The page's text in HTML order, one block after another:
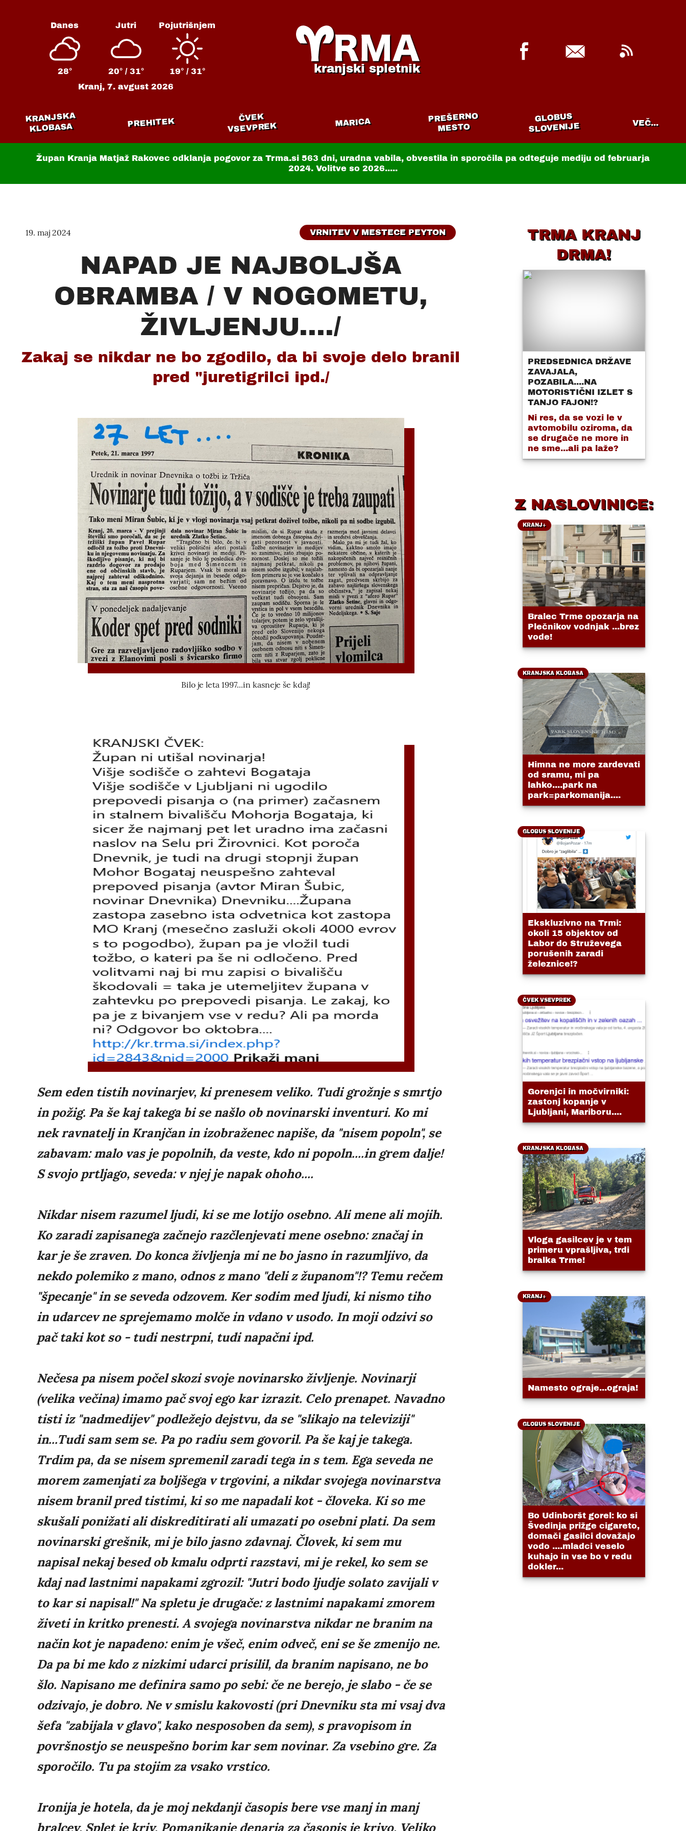
Danes
28°
Jutri
20° / 31°
Pojutrišnjem
19° / 31°
Kranj,7. avgust 2026
kranjski spletnik
KRANJSKA
KLOBASA PREHITEK ČVEK
VSEVPREK MARICA PREŠERNO
MESTO
GLOBUS
SLOVENIJE VEČ...
Župan Kranja Matjaž Rakovec odklanja pogovor za Trma.si 563 dni, uradna vabila, obvestila in sporočila pa odteguje mediju od februarja
2024. Volitve so 2026.....
19. maj 2024 VRNITEV V MESTECE PEYTON
NAPAD JE NAJBOLJŠA
OBRAMBA / V NOGOMETU,
ŽIVLJENJU..../
Zakaj se nikdar ne bo zgodilo, da bi svoje delo branil
pred "juretigrilci ipd./
Bilo je leta 1997...in kasneje še kdaj!
Sem eden tistih novinarjev, ki prenesem veliko. Tudi grožnje s smrtjo
in požig. Pa še kaj takega bi se našlo ob novinarski inventuri. Ko mi
nek ravnatelj in Kranjčan in izobraženec napiše, da "nisem popoln", se
zabavam: malo vas je popolnih, da veste, kdo ni popoln....in grem dalje!
S svojo prtljago, seveda: v njej je napak ohoho....
Nikdar nisem razumel ljudi, ki se me lotijo osebno. Ali mene ali mojih.
Ko zaradi zapisanega začnejo razčlenjevati mene osebno: značaj in
kar je še zraven. Do konca življenja mi ne bo jasno in razumljivo, da
nekdo polemiko z mano, odnos z mano "deli z županom"!? Temu rečem
"špecanje" in se seveda odzovem. Ker sodim med ljudi, ki nismo tiho
in udarcev ne sprejemamo molče in vdano v usodo. In moji odzivi so
pač taki kot so - tudi nestrpni, tudi napačni ipd.
Nečesa pa nisem počel skozi svoje novinarsko življenje. Novinarji
(velika večina) imamo pač svoj ego kar izrazit. Celo prenapet. Navadno
tisti iz "nadmedijev" podležejo dejstvu, da se "slikajo na televiziji"
in...Tudi sam sem se. Pa po radiu sem govoril. Pa še kaj je takega.
Trdim pa, da se nisem spremenil zaradi tega in s tem. Ega seveda ne
morem zamenjati za boljšega v trgovini, a nikdar svojega novinarstva
nisem branil pred tistimi, ki so me napadali kot - človeka. Ki so me
skušali ponižati ali diskreditirati ali umazati po osebni plati. Da sem
novinarski grešnik, mi je bilo jasno zdavnaj. Človek, ki sem mu
napisal nekaj besed ob kmalu odprti razstavi, mi je rekel, ko sem se
kdaj nad lastnimi napakami zgrozil: "Jutri bodo ljudje solato zavijali v
to kar si napisal!" Na spletu je drugače: z lastnimi napakami zmorem
živeti in kritko prenesti. A svojega novinarstva nikdar ne branim na
način kot je napadeno: enim je všeč, enim odveč, eni se še zmenijo ne.
Da pa bi me kdo z nizkimi udarci prisilil, da branim napisano, ne bo
šlo. Napisano me definira samo po sebi: če ne berejo, je slabo - če se
odzivajo, je dobro. Ne v smislu kakovosti (pri Dnevniku sta mi vsaj dva
šefa "zabijala v glavo", kako nesposoben da sem), s pravopisom in
površnostjo se neuspešno borim kar sem novinar. Za vsebino gre. Za
sporočilo. Tu pa stojim za vsako vrstico.
Ironija je hotela, da je moj nekdanji časopis bere vse manj in manj
bralcev. Splet je kriv. Pomanjkanje denarja za časopis je krivo. Veliko
TRMA KRANJ
DRMA!
PREDSEDNICA DRŽAVE
ZAVAJALA,
POZABILA....NA
MOTORISTIČNI IZLET S
TANJO FAJON!?
Ni res, da se vozi le v
avtomobilu oziroma, da
se drugače ne more in
ne sme...ali pa laže?
Z NASLOVINICE:
KRANJ+
Bralec Trme opozarja na
Plečnikov vodnjak ...brez
vode!
KRANJSKA KLOBASA
Himna ne more zardevati
od sramu, mi pa
lahko....park na
park=parkomanija....
GLOBUS SLOVENIJE
Ekskluzivno na Trmi:
okoli 15 objektov od
Labor do Struževega
porušenih zaradi
železnice!?
ČVEK VSEVPREK
Gorenjci in močvirniki:
zastonj kopanje v
Ljubljani, Mariboru....
KRANJSKA KLOBASA
Vloga gasilcev je v tem
primeru vprašljiva, trdi
bralka Trme!
KRANJ+
Namesto ograje...ograja!
GLOBUS SLOVENIJE
Bo Udinboršt gorel: ko si
Švedinja prižge cigareto,
domači gasilci dovažajo
vodo ....mladci veselo
kuhajo in vse bo v redu
dokler...